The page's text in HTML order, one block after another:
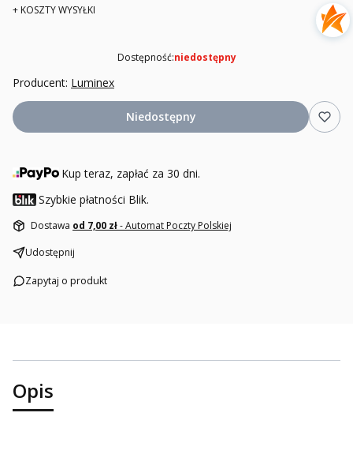
+ KOSZTY WYSYŁKI
Dostępność:niedostępny
Producent: Luminex
Niedostępny
Kup teraz, zapłać za 30 dni.
Szybkie płatności Blik.
Dostawa od 7,00 zł- Automat Poczty Polskiej
Udostępnij
Zapytaj o produkt
Opis